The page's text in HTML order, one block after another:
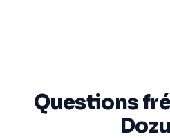
Questions